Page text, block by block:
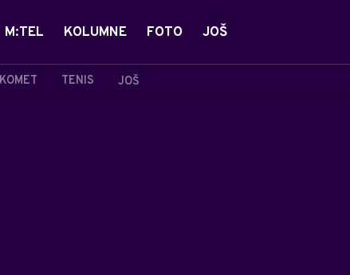
TENIS JOŠ
M:TEL KOLUMNE FOTO JOŠ